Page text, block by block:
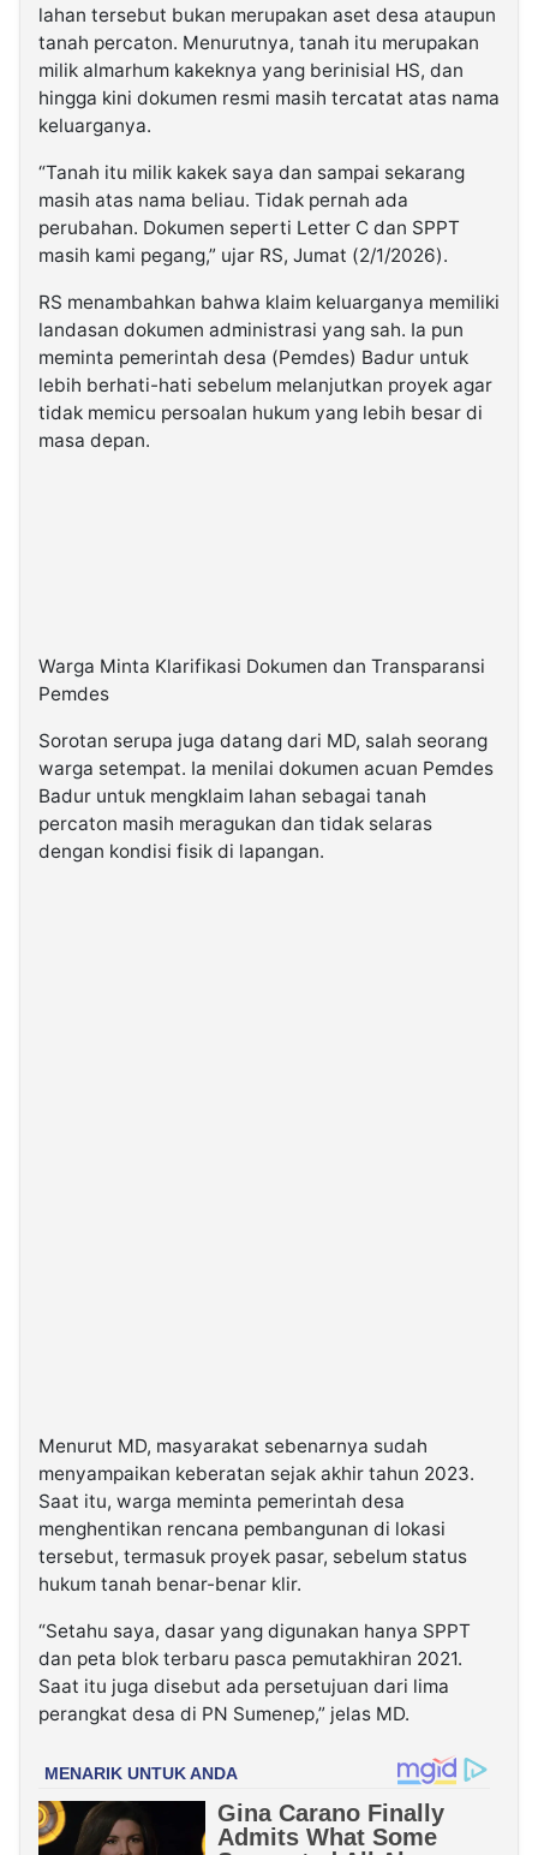
lahan tersebut bukan merupakan aset desa ataupun
tanah percaton. Menurutnya, tanah itu merupakan
milik almarhum kakeknya yang berinisial HS, dan
hingga kini dokumen resmi masih tercatat atas nama
keluarganya.
“Tanah itu milik kakek saya dan sampai sekarang
masih atas nama beliau. Tidak pernah ada
perubahan. Dokumen seperti Letter C dan SPPT
masih kami pegang,” ujar RS, Jumat (2/1/2026).
RS menambahkan bahwa klaim keluarganya memiliki
landasan dokumen administrasi yang sah. Ia pun
meminta pemerintah desa (Pemdes) Badur untuk
lebih berhati-hati sebelum melanjutkan proyek agar
tidak memicu persoalan hukum yang lebih besar di
masa depan.
Warga Minta Klarifikasi Dokumen dan Transparansi
Pemdes
Sorotan serupa juga datang dari MD, salah seorang
warga setempat. Ia menilai dokumen acuan Pemdes
Badur untuk mengklaim lahan sebagai tanah
percaton masih meragukan dan tidak selaras
dengan kondisi fisik di lapangan.
Menurut MD, masyarakat sebenarnya sudah
menyampaikan keberatan sejak akhir tahun 2023.
Saat itu, warga meminta pemerintah desa
menghentikan rencana pembangunan di lokasi
tersebut, termasuk proyek pasar, sebelum status
hukum tanah benar-benar klir.
“Setahu saya, dasar yang digunakan hanya SPPT
dan peta blok terbaru pasca pemutakhiran 2021.
Saat itu juga disebut ada persetujuan dari lima
perangkat desa di PN Sumenep,” jelas MD.